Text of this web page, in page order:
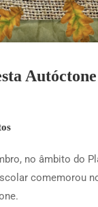
Autóctone
no âmbito do
comemorou